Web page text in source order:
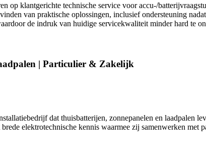
klantgerichte technische service voor accu-/
van praktische oplossingen, inclusief ondersteuning
de indruk van huidige servicekwaliteit minder hard te
| Particulier & Zakelijk
dat thuisbatterijen, zonnepanelen en laadpalen
elektrotechnische kennis waarmee zij samenwerken met